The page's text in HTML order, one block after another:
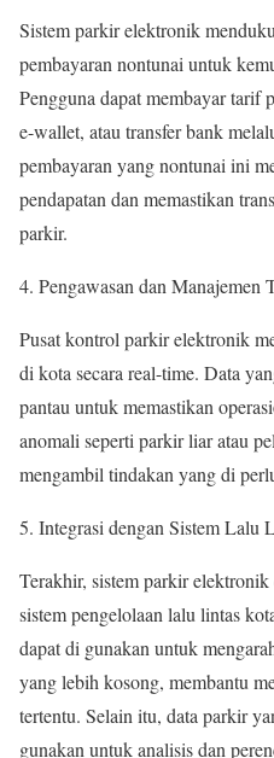
Sistem parkir elektronik
pembayaran nontunai untuk
Pengguna dapat membayar tarif
e-wallet, atau transfer bank
pembayaran yang nontunai ini
pendapatan dan memastikan
parkir.
4. Pengawasan dan Manajemen
Pusat kontrol parkir elektronik
di kota secara real-time. Data
pantau untuk memastikan
anomali seperti parkir liar atau
mengambil tindakan yang di
5. Integrasi dengan Sistem Lalu
Terakhir, sistem parkir
sistem pengelolaan lalu lintas
dapat di gunakan untuk
yang lebih kosong, membantu
tertentu. Selain itu, data parkir
gunakan untuk analisis dan